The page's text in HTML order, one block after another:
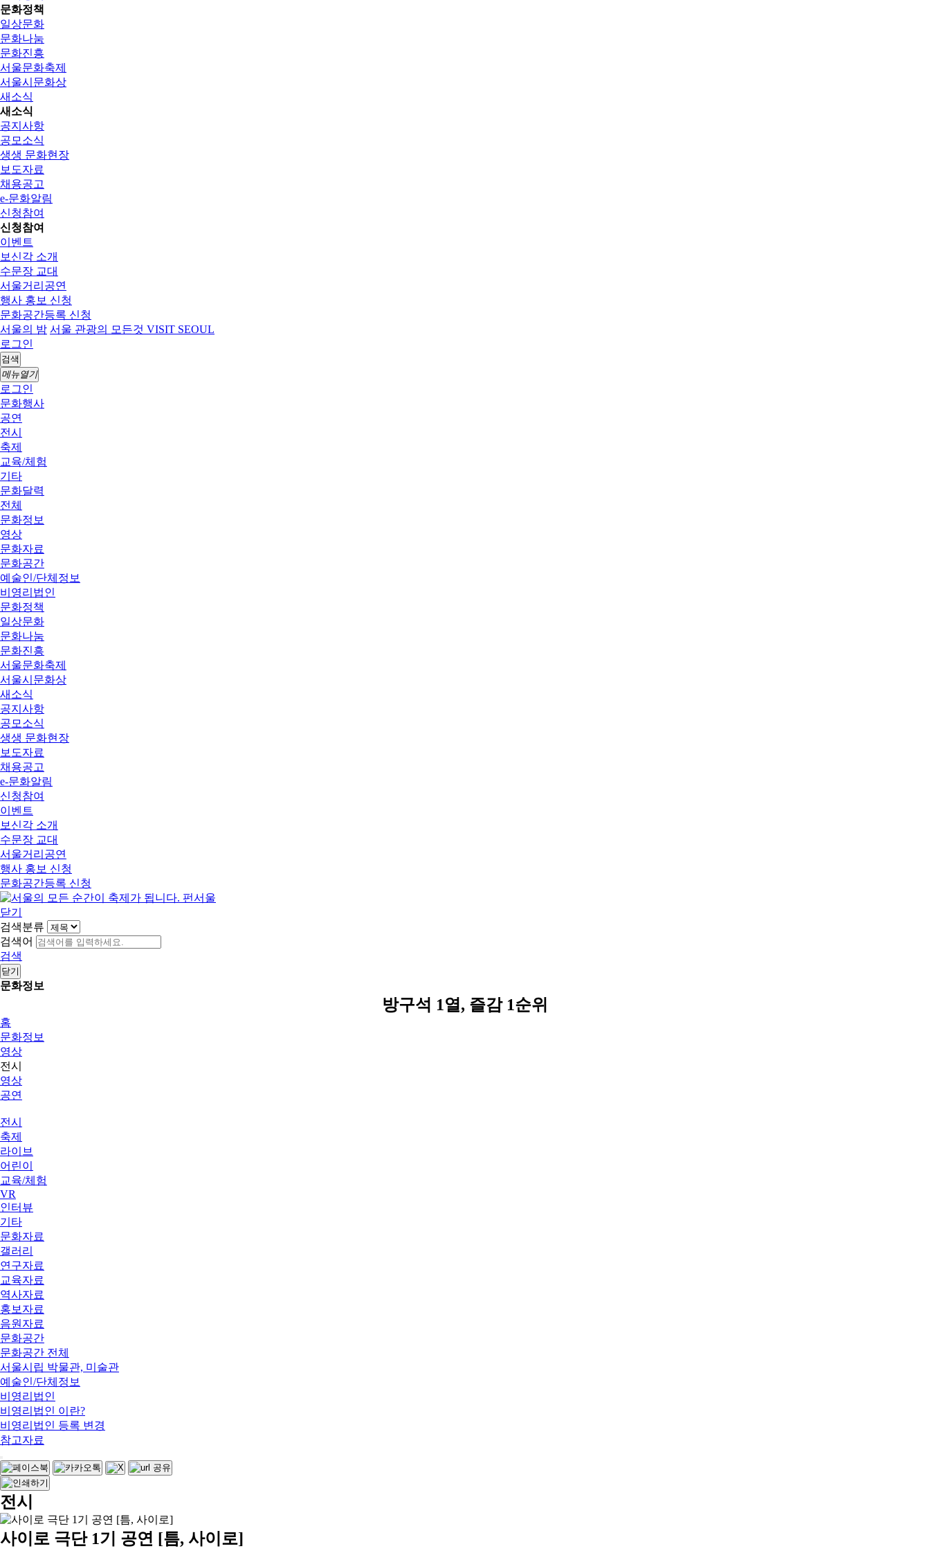
문화정책
일상문화
문화나눔
문화진흥
서울문화축제
서울시문화상
새소식
새소식
공지사항
공모소식
생생 문화현장
보도자료
채용공고
e-문화알림
신청참여
신청참여
이벤트
보신각 소개
수문장 교대
서울거리공연
행사 홍보 신청
문화공간등록 신청
서울의 밤 서울 관광의 모든것 VISIT SEOUL
로그인
검색
메뉴열기
로그인
문화행사
공연
전시
축제
교육/체험
기타
문화달력
전체
문화정보
영상
문화자료
문화공간
예술인/단체정보
비영리법인
문화정책
일상문화
문화나눔
문화진흥
서울문화축제
서울시문화상
새소식
공지사항
공모소식
생생 문화현장
보도자료
채용공고
e-문화알림
신청참여
이벤트
보신각 소개
수문장 교대
서울거리공연
행사 홍보 신청
문화공간등록 신청
닫기
검색분류
검색어
검색
닫기
문화정보
방구석 1열, 즐감 1순위
홈
문화정보
영상
전시
영상
공연
전시
축제
라이브
어린이
교육/체험
VR
인터뷰
기타
문화자료
갤러리
연구자료
교육자료
역사자료
홍보자료
음원자료
문화공간
문화공간 전체
서울시립 박물관, 미술관
예술인/단체정보
비영리법인
비영리법인 이란?
비영리법인 등록 변경
참고자료
전시
사이로 극단 1기 공연 [틈, 사이로]